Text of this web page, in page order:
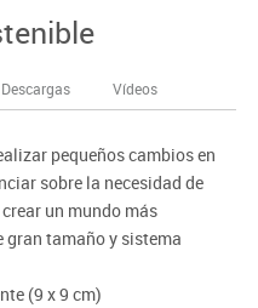
Descargas Vídeos
pequeños cambios en
sobre la necesidad de
un mundo más
gran tamaño y sistema
(9 x 9 cm)